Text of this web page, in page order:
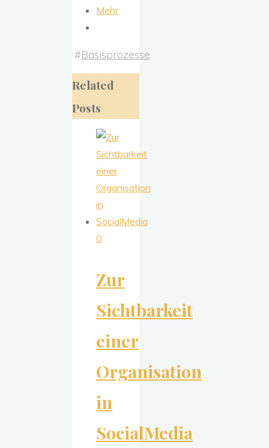
Mehr
#Basisprozesse
Related
Posts
0
Zur
Sichtbarkeit
einer
Organisation
in
SocialMedia